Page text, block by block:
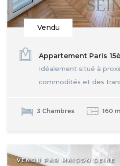
Vendu
Appartement Paris
Idéalement situé à
commodités et des
3 Chambres 160
VENDU PAR MAISON SEINE